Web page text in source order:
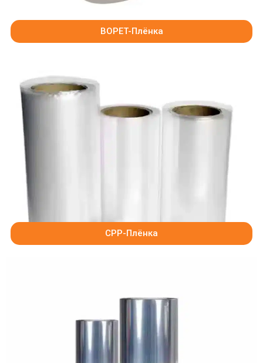
BOPET-Плёнка
CPP-Плёнка